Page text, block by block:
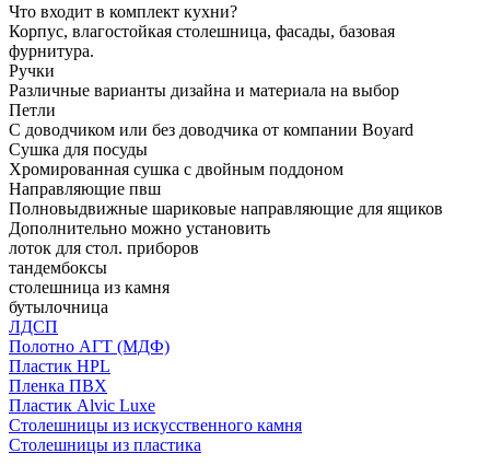
Что входит в комплект кухни?
Корпус, влагостойкая столешница, фасады, базовая
фурнитура.
Ручки
Различные варианты дизайна и материала на выбор
Петли
С доводчиком или без доводчика от компании Boyard
Сушка для посуды
Хромированная сушка с двойным поддоном
Направляющие пвш
Полновыдвижные шариковые направляющие для ящиков
Дополнительно можно установить
лоток для стол. приборов
тандембоксы
столешница из камня
бутылочница
ЛДСП
Полотно АГТ (МДФ)
Пластик HPL
Пленка ПВХ
Пластик Alvic Luxe
Столешницы из искусственного камня
Столешницы из пластика